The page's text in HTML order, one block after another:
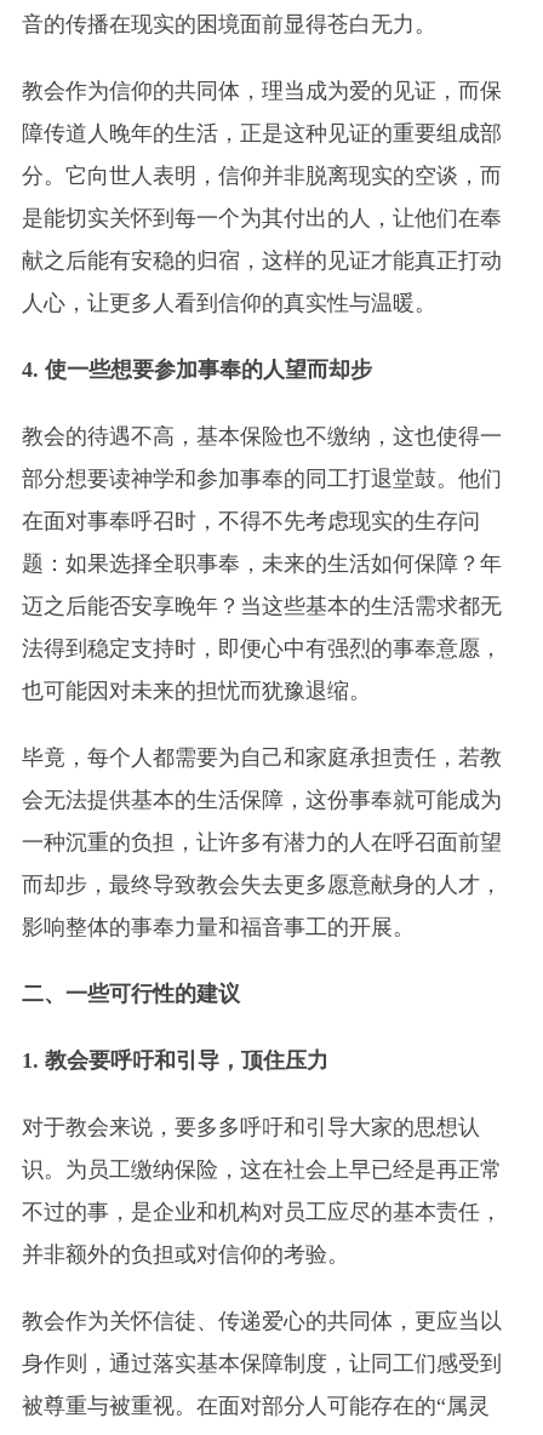
音的传播在现实的困境面前显得苍白无力。
教会作为信仰的共同体，理当成为爱的见证，而保
障传道人晚年的生活，正是这种见证的重要组成部
分。它向世人表明，信仰并非脱离现实的空谈，而
是能切实关怀到每一个为其付出的人，让他们在奉
献之后能有安稳的归宿，这样的见证才能真正打动
人心，让更多人看到信仰的真实性与温暖。
4. 使一些想要参加事奉的人望而却步
教会的待遇不高，基本保险也不缴纳，这也使得一
部分想要读神学和参加事奉的同工打退堂鼓。他们
在面对事奉呼召时，不得不先考虑现实的生存问
题：如果选择全职事奉，未来的生活如何保障？年
迈之后能否安享晚年？当这些基本的生活需求都无
法得到稳定支持时，即便心中有强烈的事奉意愿，
也可能因对未来的担忧而犹豫退缩。
毕竟，每个人都需要为自己和家庭承担责任，若教
会无法提供基本的生活保障，这份事奉就可能成为
一种沉重的负担，让许多有潜力的人在呼召面前望
而却步，最终导致教会失去更多愿意献身的人才，
影响整体的事奉力量和福音事工的开展。
二、一些可行性的建议
1. 教会要呼吁和引导，顶住压力
对于教会来说，要多多呼吁和引导大家的思想认
识。为员工缴纳保险，这在社会上早已经是再正常
不过的事，是企业和机构对员工应尽的基本责任，
并非额外的负担或对信仰的考验。
教会作为关怀信徒、传递爱心的共同体，更应当以
身作则，通过落实基本保障制度，让同工们感受到
被尊重与被重视。在面对部分人可能存在的“属灵